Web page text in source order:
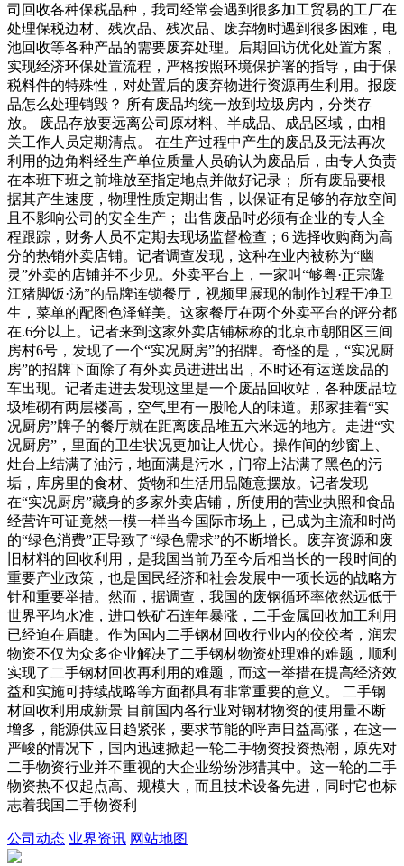
司回收各种保税品种，我司经常会遇到很多加工贸易的工厂在
处理保税边材、残次品、残次品、废弃物时遇到很多困难，电
池回收等各种产品的需要废弃处理。后期回访优化处置方案，
实现经济环保处置流程，严格按照环境保护署的指导，由于保
税料件的特殊性，对处置后的废弃物进行资源再生利用。报废
品怎么处理销毁？ 所有废品均统一放到垃圾房内，分类存
放。 废品存放要远离公司原材料、半成品、成品区域，由相
关工作人员定期清点。 在生产过程中产生的废品及无法再次
利用的边角料经生产单位质量人员确认为废品后，由专人负责
在本班下班之前堆放至指定地点并做好记录； 所有废品要根
据其产生速度，物理性质定期出售，以保证有足够的存放空间
且不影响公司的安全生产； 出售废品时必须有企业的专人全
程跟踪，财务人员不定期去现场监督检查；6 选择收购商为高
分的热销外卖店铺。记者调查发现，这种在业内被称为“幽
灵”外卖的店铺并不少见。外卖平台上，一家叫“够粤·正宗隆
江猪脚饭·汤”的品牌连锁餐厅，视频里展现的制作过程干净卫
生，菜单的配图色泽鲜美。这家餐厅在两个外卖平台的评分都
在.6分以上。记者来到这家外卖店铺标称的北京市朝阳区三间
房村6号，发现了一个“实况厨房”的招牌。奇怪的是，“实况厨
房”的招牌下面除了有外卖员进进出出，不时还有运送废品的
车出现。记者走进去发现这里是一个废品回收站，各种废品垃
圾堆砌有两层楼高，空气里有一股呛人的味道。那家挂着“实
况厨房”牌子的餐厅就在距离废品堆五六米远的地方。走进“实
况厨房”，里面的卫生状况更加让人忧心。操作间的纱窗上、
灶台上结满了油污，地面满是污水，门帘上沾满了黑色的污
垢，库房里的食材、货物和生活用品随意摆放。记者发现
在“实况厨房”藏身的多家外卖店铺，所使用的营业执照和食品
经营许可证竟然一模一样当今国际市场上，已成为主流和时尚
的“绿色消费”正导致了“绿色需求”的不断增长。废弃资源和废
旧材料的回收利用，是我国当前乃至今后相当长的一段时间的
重要产业政策，也是国民经济和社会发展中一项长远的战略方
针和重要举措。然而，据调查，我国的废钢循环率依然远低于
世界平均水准，进口铁矿石连年暴涨，二手金属回收加工利用
已经迫在眉睫。作为国内二手钢材回收行业内的佼佼者，润宏
物资不仅为众多企业解决了二手钢材物资处理难的难题，顺利
实现了二手钢材回收再利用的难题，而这一举措在提高经济效
益和实施可持续战略等方面都具有非常重要的意义。 二手钢
材回收利用成新景 目前国内各行业对钢材物资的使用量不断
增多，能源供应日趋紧张，要求节能的呼声日益高涨，在这一
严峻的情况下，国内迅速掀起一轮二手物资投资热潮，原先对
二手物资行业并不重视的大企业纷纷涉猎其中。这一轮的二手
物资热不仅起点高、规模大，而且技术设备先进，同时它也标
志着我国二手物资利
公司动态 业界资讯 网站地图